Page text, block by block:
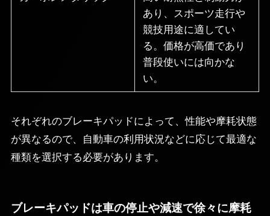
あり、スポーツ走行や
競技用途に適してい
る。価格が高価であり
普段使いには向かな
い。
それぞれのブレーキパッドによって、性能や摩耗状態
が異なるので、自動車の利用状況などに応じて最適な
種類を選択する必要があります。
ブレーキパッドは車の停止や減速で徐々に摩耗